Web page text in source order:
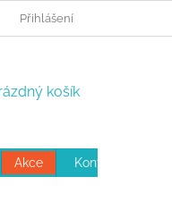
OBCHODNÍ PODMÍNKY
Přihlášení
košík
Akce Kontakty